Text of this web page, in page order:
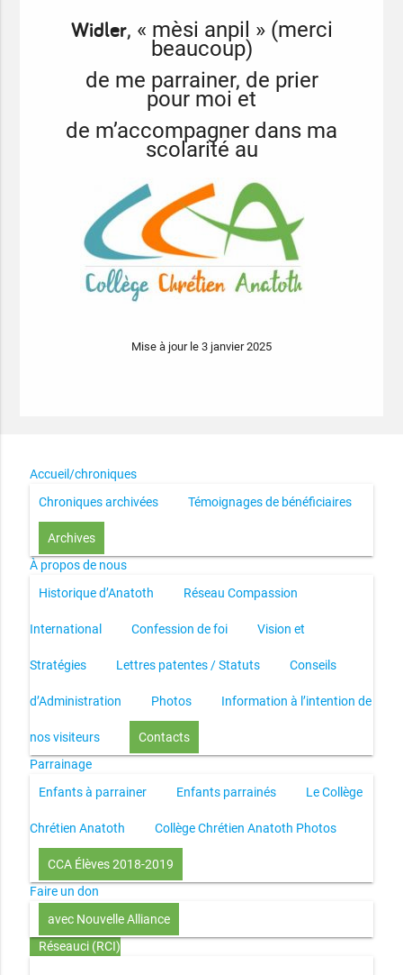
Widler, « mèsi anpil » (merci
beaucoup)
de me parrainer, de prier
pour moi et
de m’accompagner dans ma
scolarité au
Mise à jour le 3 janvier 2025
Accueil/chroniques
Chroniques archivées
Témoignages de bénéficiaires
Archives
À propos de nous
Historique d’Anatoth
Réseau Compassion
International Confession de foi Vision et
Stratégies Lettres patentes / Statuts Conseils
d’Administration Photos Information à l’intention de
nos visiteurs
Contacts
Parrainage
Enfants à parrainer
Enfants parrainés Le Collège
Chrétien Anatoth Collège Chrétien Anatoth Photos
CCA Élèves 2018-2019
Faire un don
avec Nouvelle Alliance
Réseauci (RCI)